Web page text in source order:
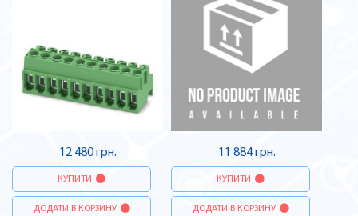
12 480 грн.
КУПИТИ
ДОДАТИ В КОРЗИНУ
11 884 грн.
КУПИТИ
ДОДАТИ В КОРЗИНУ